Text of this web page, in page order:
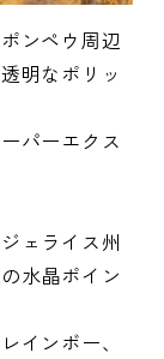
ンペウ周辺
明なポリッ
パーエクス
ェライス州
水晶ポイン
インボー、